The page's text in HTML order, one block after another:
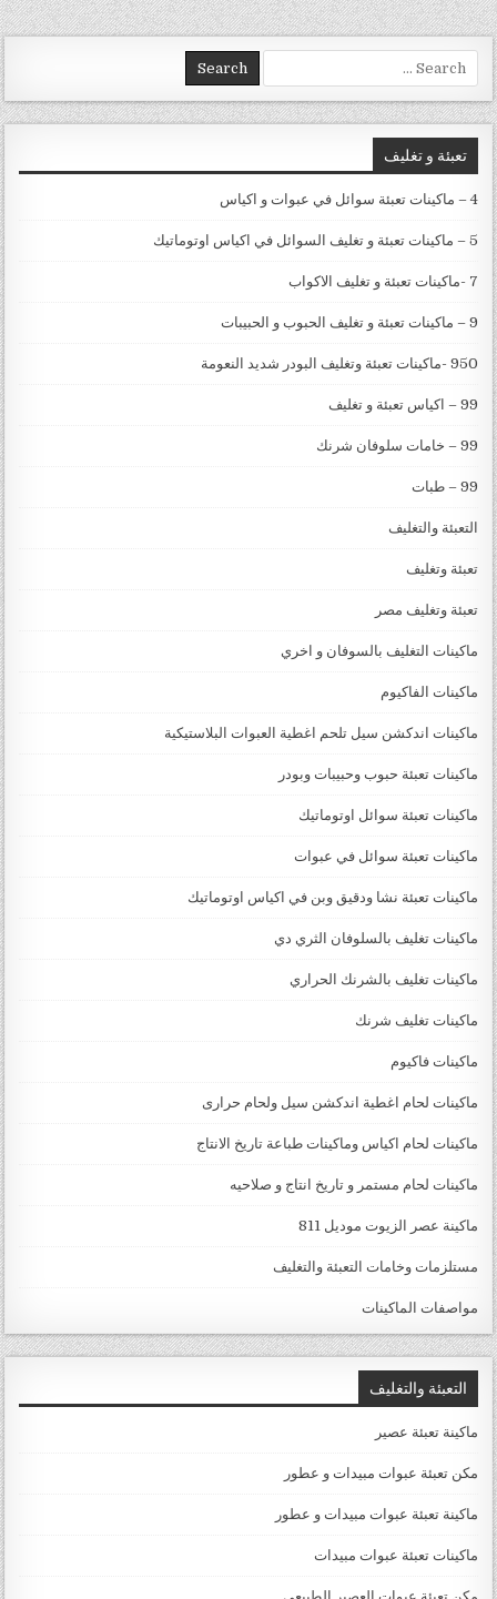
Search for:
تعبئة و تغليف
4 – ماكينات تعبئة سوائل في عبوات و اكياس
5 – ماكينات تعبئة و تغليف السوائل في اكياس اوتوماتيك
7 -ماكينات تعبئة و تغليف الاكواب
9 – ماكينات تعبئة و تغليف الحبوب و الحبيبات
950 -ماكينات تعبئة وتغليف البودر شديد النعومة
99 – اكياس تعبئة و تغليف
99 – خامات سلوفان شرنك
99 – طبات
التعبئة والتغليف
تعبئة وتغليف
تعبئة وتغليف مصر
ماكينات التغليف بالسوفان و اخري
ماكينات الفاكيوم
ماكينات اندكشن سيل تلحم اغطية العبوات البلاستيكية
ماكينات تعبئة حبوب وحبيبات وبودر
ماكينات تعبئة سوائل اوتوماتيك
ماكينات تعبئة سوائل في عبوات
ماكينات تعبئة نشا ودقيق وبن في اكياس اوتوماتيك
ماكينات تغليف بالسلوفان الثري دي
ماكينات تغليف بالشرنك الحراري
ماكينات تغليف شرنك
ماكينات فاكيوم
ماكينات لحام اغطية اندكشن سيل ولحام حرارى
ماكينات لحام اكياس وماكينات طباعة تاريخ الانتاج
ماكينات لحام مستمر و تاريخ انتاج و صلاحيه
ماكينة عصر الزيوت موديل 811
مستلزمات وخامات التعبئة والتغليف
مواصفات الماكينات
التعبئة والتغليف
ماكينة تعبئة عصير
مكن تعبئة عبوات مبيدات و عطور
ماكينة تعبئة عبوات مبيدات و عطور
ماكينات تعبئة عبوات مبيدات